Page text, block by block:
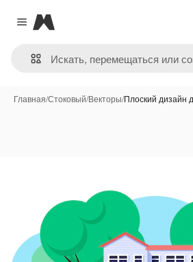
Close menu
Magnific
Главная/Стоковый/Векторы/Плоский дизайн